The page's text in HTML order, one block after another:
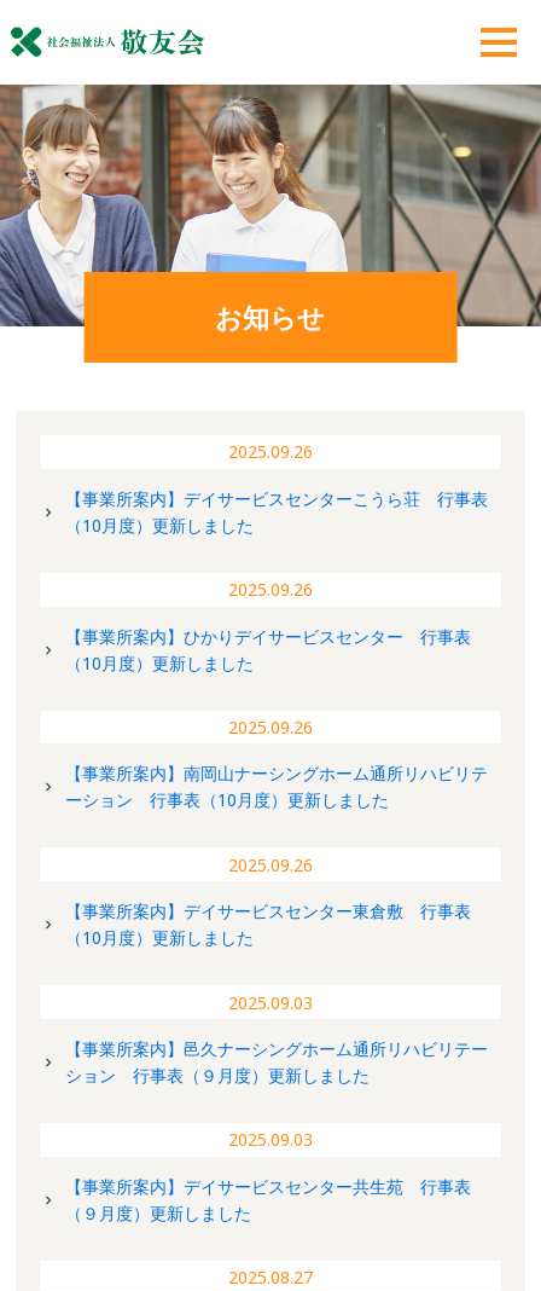
お知らせ
2025.09.26
【事業所案内】デイサービスセンターこうら荘 行事表
（10月度）更新しました
2025.09.26
【事業所案内】ひかりデイサービスセンター 行事表
（10月度）更新しました
2025.09.26
【事業所案内】南岡山ナーシングホーム通所リハビリテ
ーション 行事表（10月度）更新しました
2025.09.26
【事業所案内】デイサービスセンター東倉敷 行事表
（10月度）更新しました
2025.09.03
【事業所案内】邑久ナーシングホーム通所リハビリテー
ション 行事表（９月度）更新しました
2025.09.03
【事業所案内】デイサービスセンター共生苑 行事表
（９月度）更新しました
2025.08.27